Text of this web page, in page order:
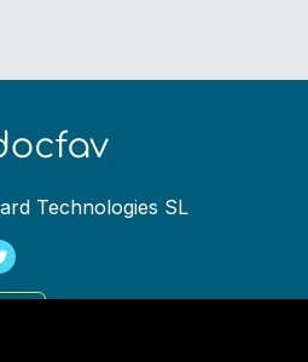
Technologies SL